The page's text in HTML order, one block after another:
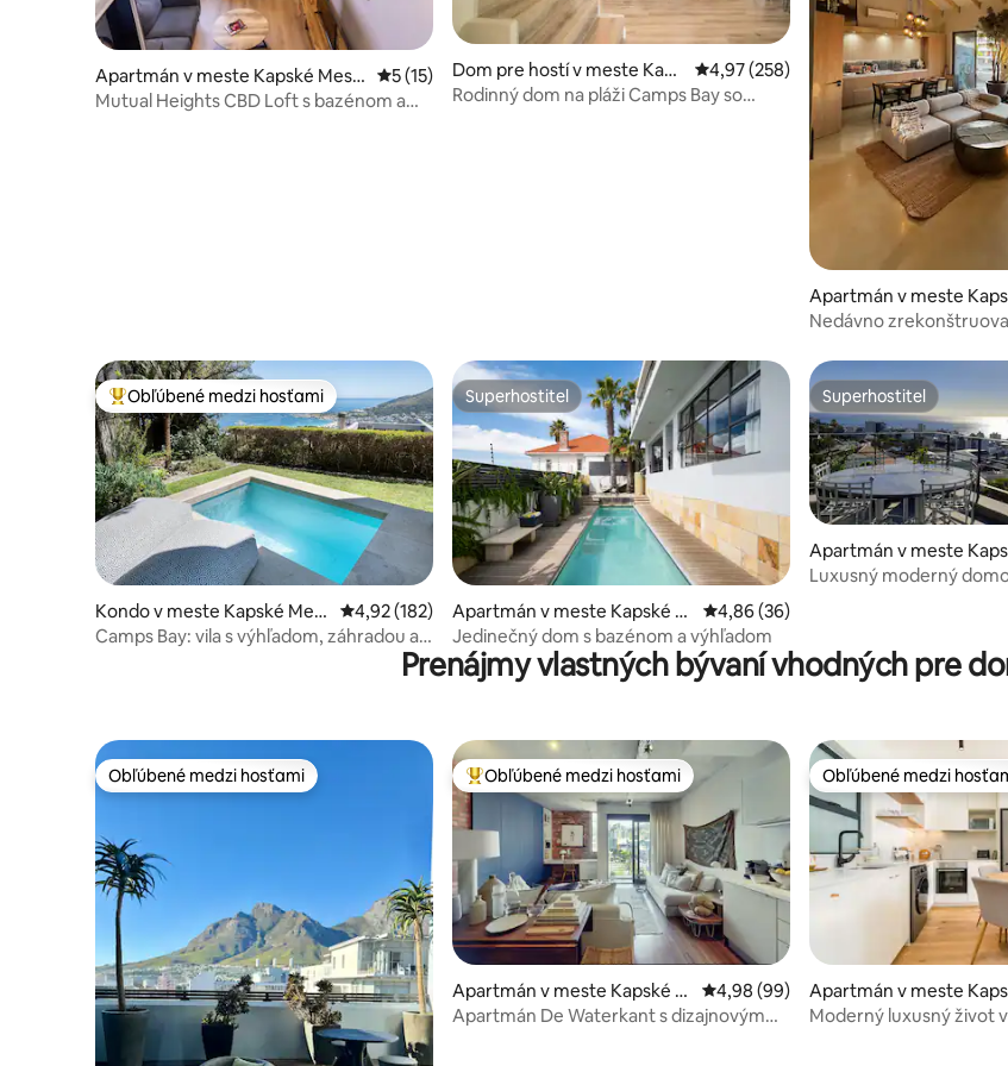
Apartmán v meste Kapské Mest
o
Priemerné ohodnotenie 5 z 5, počet hodnotení: 15
5 (15)
Mutual Heights CBD Loft s bazénom a
Dom pre hostí v meste Kaps
ké Mesto
Priemerné ohodnotenie 4,97 z 5,
4,97 (258)
Rodinný dom na pláži Camps Bay so
Apartmán v meste
esto
Nedávno
Najobľúbenejšie medzi hosťami
Obľúbené medzi hosťami
Kondo v meste Kapské Mest
o
Priemerné ohodnotenie 4,92 z 5, počet hodnotení: 182
4,92 (182)
Camps Bay: vila s výhľadom, záhradou a
Superhostiteľ
Superhostiteľ
Apartmán v meste Kapské M
esto
Priemerné ohodnotenie 4,86 z 5,
4,86 (36)
Jedinečný dom s bazénom a výhľadom
Superhostiteľ
Superhostiteľ
Apartmán v meste
Mesto
Luxusný moderný
Prenájmy vlastných bývaní vhodných pre
Obľúbené medzi hosťami
Obľúbené medzi hosťami Najobľúbenejšie medzi hosťami
Obľúbené medzi hosťami
Apartmán v meste Kapské M
esto
Priemerné ohodnotenie 4,98 z 5,
4,98 (99)
Apartmán De Waterkant s dizajnovým
Obľúbené medzi
Obľúbené medzi
Apartmán v meste
esto
Moderný luxusný život